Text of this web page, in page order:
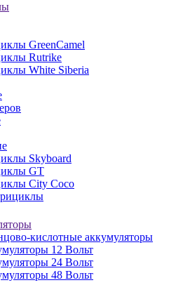
GreenCamel
Rutrike
White Siberia
Skyboard
GT
City Coco
кислотные аккумуляторы
12 Вольт
24 Вольт
48 Вольт